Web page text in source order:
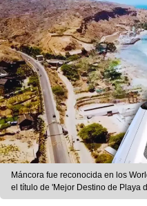
Máncora fue reconocida en los
el título de 'Mejor Destino de Playa
LR/Patelana/whatsnew